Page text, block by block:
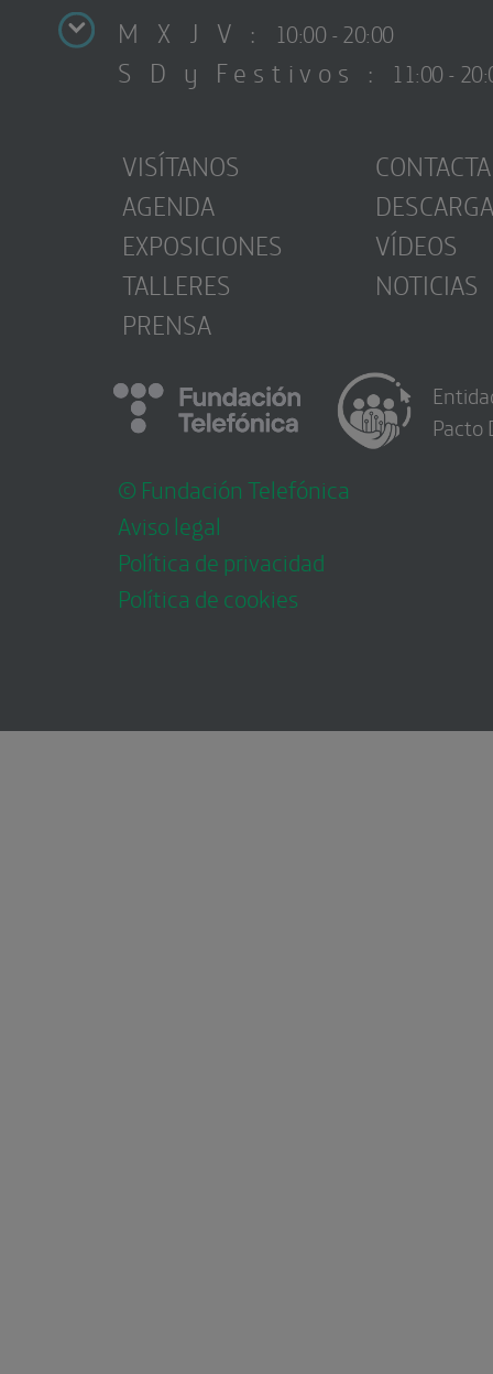
M X J V : 10:00 - 20:00
S D y Festivos : 11:00 -
VISÍTANOS
AGENDA
EXPOSICIONES
TALLERES
PRENSA
CONTACTA
VÍDEOS
NOTICIAS
© Fundación Telefónica
Aviso legal
Política de privacidad
Política de cookies
Pacto